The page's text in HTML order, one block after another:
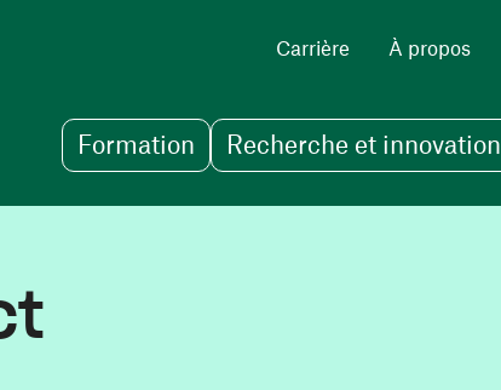
Carrière À propos
Formation Recherche et innovation